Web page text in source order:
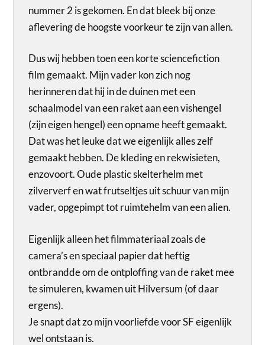
nummer 2 is gekomen. En dat bleek bij onze
aflevering de hoogste voorkeur te zijn van allen.
Dus wij hebben toen een korte sciencefiction
film gemaakt. Mijn vader kon zich nog
herinneren dat hij in de duinen met een
schaalmodel van een raket aan een vishengel
(zijn eigen hengel) een opname heeft gemaakt.
Dat was het leuke dat we eigenlijk alles zelf
gemaakt hebben. De kleding en rekwisieten,
enzovoort. Oude plastic skelterhelm met
zilververf en wat frutseltjes uit schuur van mijn
vader, opgepimpt tot ruimtehelm van een alien.
Eigenlijk alleen het filmmateriaal zoals de
camera’s en speciaal papier dat heftig
ontbrandde om de ontploffing van de raket mee
te simuleren, kwamen uit Hilversum (of daar
ergens).
Je snapt dat zo mijn voorliefde voor SF eigenlijk
wel ontstaan is.